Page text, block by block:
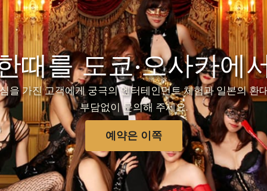
때를 도쿄·오사카에
을 가진 고객에게 궁극의 엔터테인먼트 체험과 일본의 환
부담없이 문의해 주세요.
예약은 이쪽